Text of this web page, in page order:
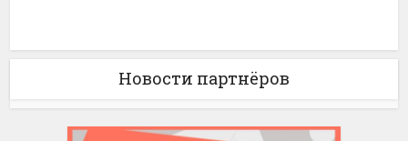
Новости партнёров